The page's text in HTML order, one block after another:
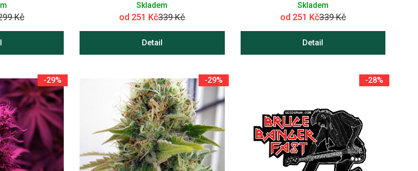
Kč
Skladem
od 251 Kč339 Kč
Detail
Skladem
od 251 Kč339 Kč
Detail
-29% -29% -28%